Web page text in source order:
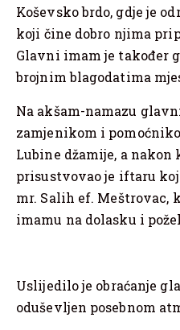
Koševsko brdo, gdje je
koji čine dobro njima
Glavni imam je također
brojnim blagodatima
Na akšam-namazu
zamjenikom i
Lubine džamije, a
prisustvovao je iftaru
mr. Salih ef. Meštrovac,
imamu na dolasku i
Uslijedilo je obraćanje
oduševljen posebnom